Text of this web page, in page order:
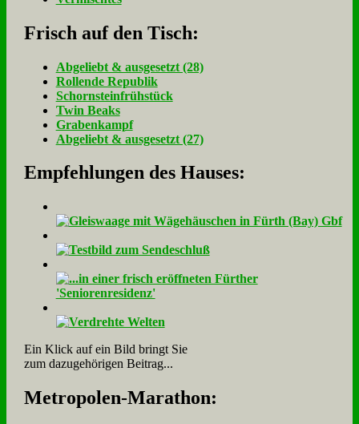
Frisch auf den Tisch:
Ab­ge­liebt & aus­ge­setzt (28)
Rol­len­de Re­pu­blik
Schorn­stein­früh­stück
Twin Beaks
Gra­ben­kampf
Ab­ge­liebt & aus­ge­setzt (27)
Empfehlungen des Hauses:
Ein Klick auf ein Bild bringt Sie
zum dazugehörigen Beitrag...
Me­tro­po­len-Ma­ra­thon: